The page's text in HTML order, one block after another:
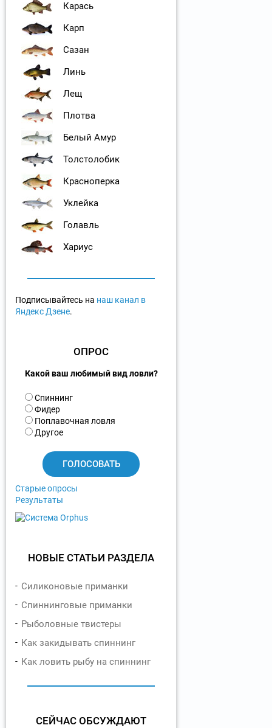
Карась
Карп
Сазан
Линь
Лещ
Плотва
Белый Амур
Толстолобик
Красноперка
Уклейка
Голавль
Хариус
Подписывайтесь на наш канал в
Яндекс Дзене.
ОПРОС
Какой ваш любимый вид ловли?
В
а
р
и
Спиннинг
Фидер
Поплавочная ловля
Другое
Старые опросы
Результаты
НОВЫЕ СТАТЬИ РАЗДЕЛА
Силиконовые приманки
Спиннинговые приманки
Рыболовные твистеры
Как закидывать спиннинг
Как ловить рыбу на спиннинг
СЕЙЧАС ОБСУЖДАЮТ